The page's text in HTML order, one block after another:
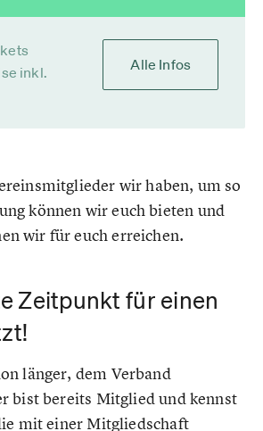
inkl.
Alle Infos
wir haben, um so
können wir euch bieten und
wir für euch erreichen.
Zeitpunkt für einen
länger, dem Verband
bist bereits Mitglied und kennst
mit einer Mitgliedschaft